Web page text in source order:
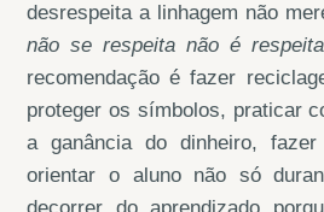
desrespeita a linhagem não
não se respeita não é
recomendação é fazer
proteger os símbolos, praticar
a ganância do dinheiro,
orientar o aluno não só